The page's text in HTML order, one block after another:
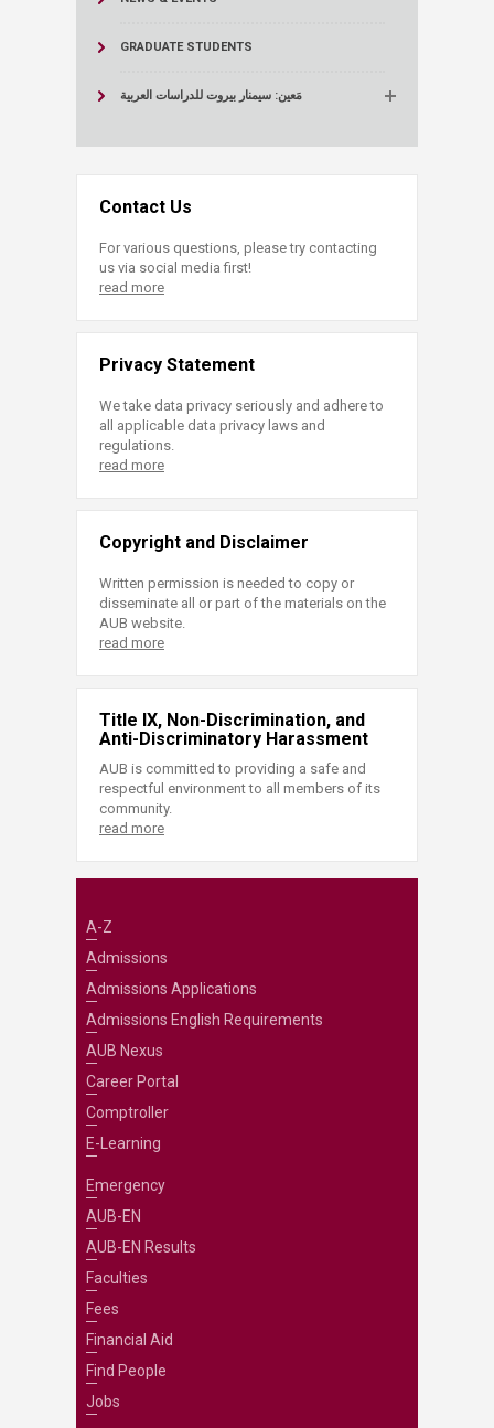
GRADUATE STUDENTS
مَعين: سيمنار بيروت للدراسات العربية
Contact Us
For various questions, please try contacting
us via social media first!
read more
Privacy Statement
We take data privacy seriously and adhere to
all applicable data privacy laws and
regulations.
read more
Copyright and Disclaimer
Written permission is needed to copy or
disseminate all or part of the materials on the
AUB website.
read more
Title IX, Non-Discrimination, and
Anti-Discriminatory Harassment
AUB is committed to providing a safe and
respectful environment to all members of its
community.
read more
A-Z
Admissions
Admissions Applications
Admissions English Requirements
AUB Nexus
Career Portal
Comptroller
E-Learning
Emergency
AUB-EN
AUB-EN Results
Faculties
Fees
Financial Aid
Find People
Jobs